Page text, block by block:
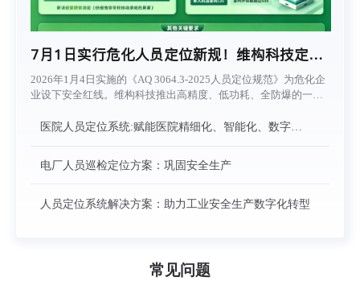
7月1日实行危化人员定位新规！维构科技定位
系统助力企业降本增效
2026年1月4日实施的《AQ 3064.3-2025人员定位规范》为危化企
业设下安全红线。维构科技推出高精度、低功耗、全防爆的一体
同，亚米级定位覆盖高风险区，低成本快速升级，助企业一个月
医院人员定位系统:赋能医院精细化、智能化、数字化
电厂人员巡检定位方案：巩固安全生产
人员定位系统解决方案：助力工业安全生产数字化转型
常见问题